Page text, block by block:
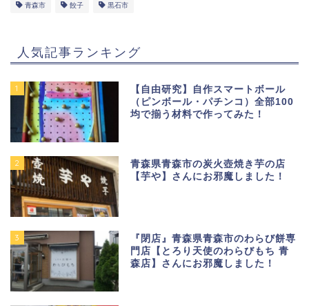
青森市 餃子 黒石市
人気記事ランキング
1
【自由研究】自作スマートボール
（ピンボール・パチンコ）全部100
均で揃う材料で作ってみた！
2
青森県青森市の炭火壺焼き芋の店
【芋や】さんにお邪魔しました！
3
『閉店』青森県青森市のわらび餅専
門店【とろり天使のわらびもち 青
森店】さんにお邪魔しました！